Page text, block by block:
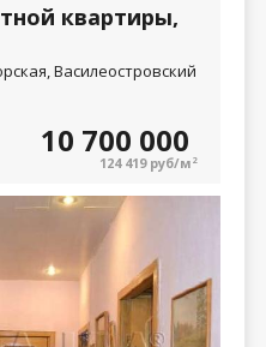
квартиры,
Василеостровский
10 700 000
124 419 руб/м 2